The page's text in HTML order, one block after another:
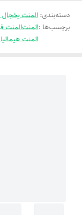
دسته‌بندی: المنت یخچال
برچسب‌ها :المنتالمنت
المنت هیمالیا